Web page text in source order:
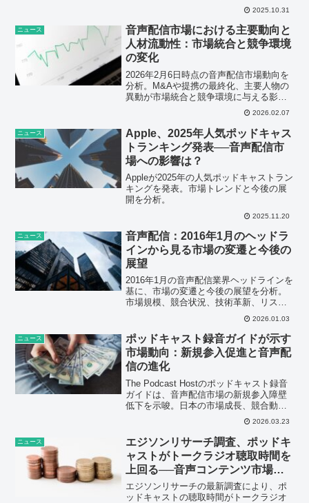
2025.10.31
ニュース
音声配信市場における主要動向と
人材流動性：市場統合と競争環境
の変化
2026年2月6日時点の音声配信市場動向を
分析。M&Aや提携の最終化、主要人物の
異動が市場統合と競争環境に与える影響
を深掘りし、今後の展開を予測。2026.02.07
ニュース
Apple、2025年人気ポッドキャス
トランキング発表──音声配信市
場への影響は？
Appleが2025年の人気ポッドキャストラン
キングを発表。市場トレンドと今後の展
開を分析。
2025.11.20
ニュース
音声配信：2016年1月のヘッドラ
インから見る市場の変遷と今後の
展望
2016年1月の音声配信業界ヘッドラインを
基に、市場の変遷と今後の展望を分析。
市場規模、競合状況、技術革新、リスク
2026.01.03
ニュース
ポッドキャスト録音ガイドが示す
市場動向：新規参入促進と音声配
信の進化
The Podcast Hostのポッドキャスト録音
ガイドは、音声配信市場の新規参入障壁
低下を示唆。日本の市場成長、競合動
向、将来予測を分析し、クリエイターエ
コノミーの活性化と課題を解説します。
2026.03.23
ニュース
エジソンリサーチ調査、ポッドキ
ャストがトークラジオ聴取時間を
上回る──音声コンテンツ市場に
転換点
エジソンリサーチの最新調査により、ポ
ッドキャストの聴取時間がトークラジオ